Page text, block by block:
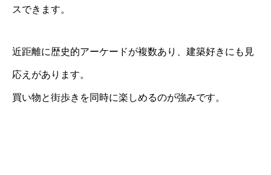
スできます。
近距離に歴史的アーケードが複数あり、建築好きにも見
応えがあります。
買い物と街歩きを同時に楽しめるのが強みです。